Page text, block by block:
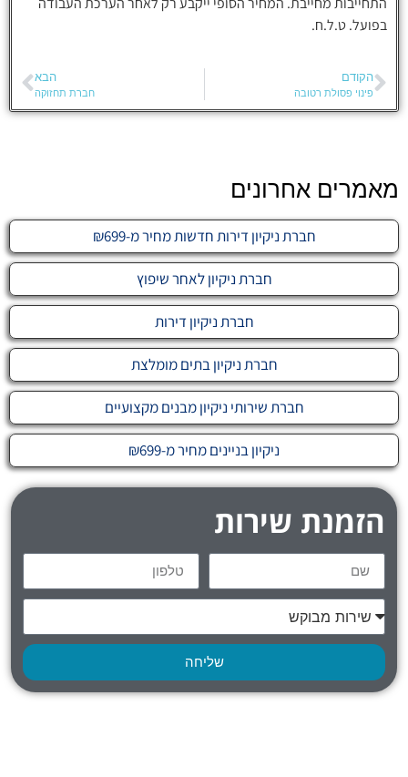
בפועל. ט.ל.ח.
הקודם
פינוי פסולת רטובה
הבא
חברת תחזוקה
מאמרים אחרונים
חברת ניקיון דירות חדשות מחיר מ-₪699
חברת ניקיון לאחר שיפוץ
חברת ניקיון דירות
חברת ניקיון בתים מומלצת
חברת שירותי ניקיון מבנים מקצועיים
ניקיון בניינים מחיר מ-₪699
הזמנת שירות
שליחה